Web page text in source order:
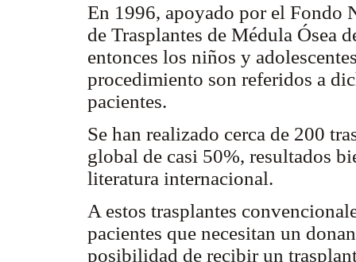
En 1996, apoyado por el Fondo
de Trasplantes de Médula Ósea
entonces los niños y
procedimiento son referidos a
pacientes.
Se han realizado cerca de 200
global de casi 50%, resultados
literatura internacional.
A estos trasplantes
pacientes que necesitan un
posibilidad de recibir un